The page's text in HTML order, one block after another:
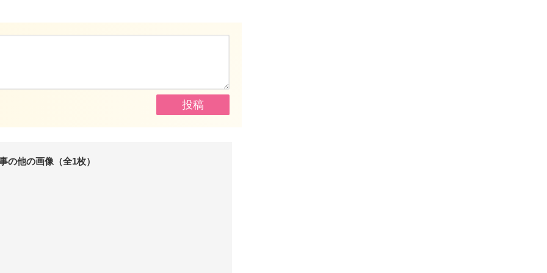
の他の画像（全1枚）